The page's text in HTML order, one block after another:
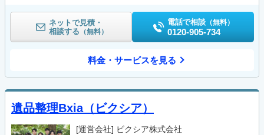
ネットで見積・
相談する （無料）
電話で相談 （無料）
0120-905-734
料金・サービスを見る
遺品整理Bxia（ビクシア）
[運営会社] ビクシア株式会社